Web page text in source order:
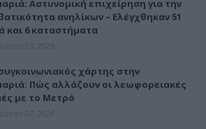
Αστυνομική επιχείρηση για την
ανηλίκων – Ελέγχθηκαν 51
και 6 καταστήματα
χάρτης στην
Πώς αλλάζουν οι λεωφορειακές
με το Μετρό